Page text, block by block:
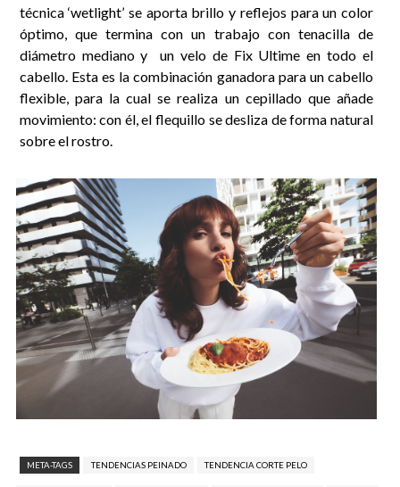
técnica ‘wetlight’ se aporta brillo y reflejos para un color
óptimo, que termina con un trabajo con tenacilla de
diámetro mediano y un velo de Fix Ultime en todo el
cabello. Esta es la combinación ganadora para un cabello
flexible, para la cual se realiza un cepillado que añade
movimiento: con él, el flequillo se desliza de forma natural
sobre el rostro.
META-TAGS TENDENCIAS PEINADO TENDENCIA CORTE PELO